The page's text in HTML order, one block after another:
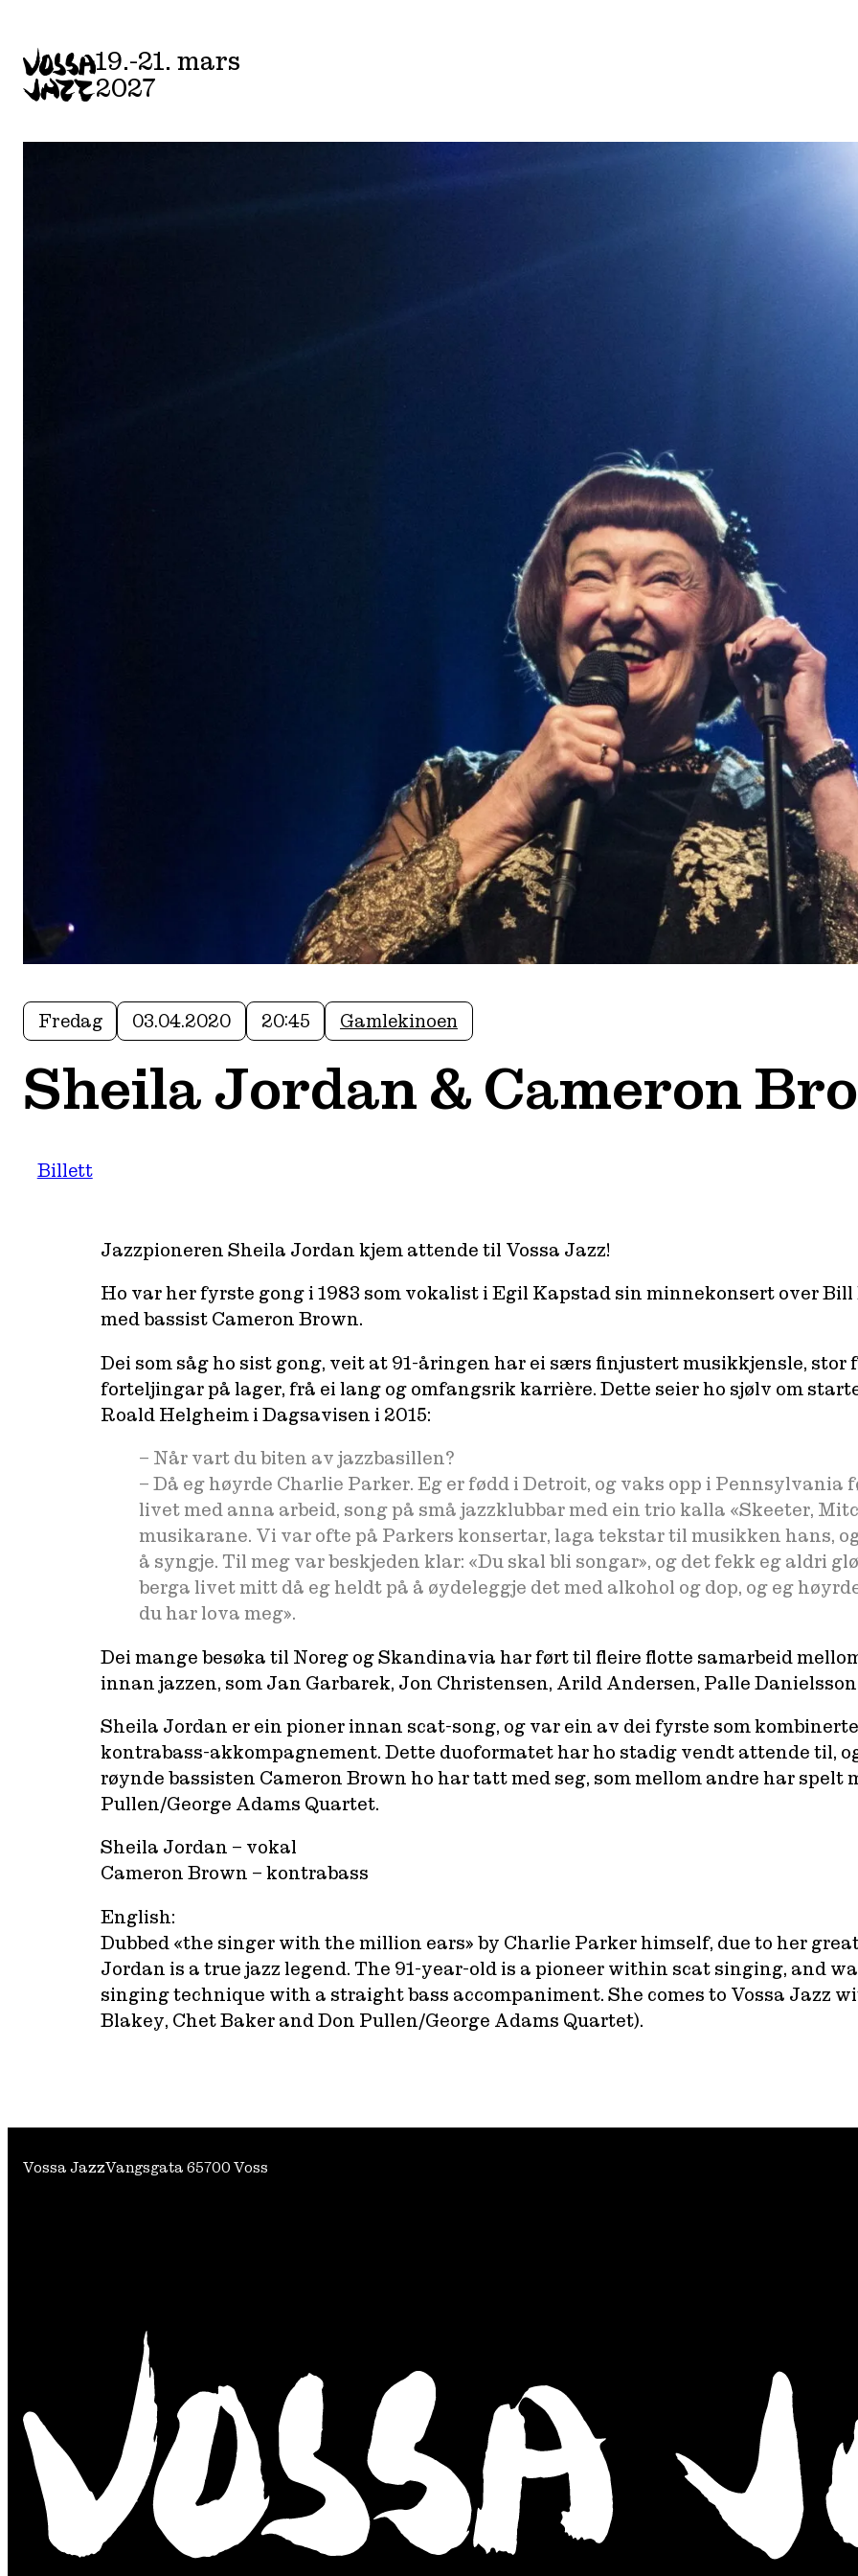
19.-21. mars
2027
Fredag 03.04.2020 20:45 Gamlekinoen
Sheila Jordan & Cameron
Billett
Jazzpioneren Sheila Jordan kjem attende til Vossa Jazz!
Ho var her fyrste gong i 1983 som vokalist i Egil Kapstad sin minnekonsert over Bill
med bassist Cameron Brown.
Dei som såg ho sist gong, veit at 91-åringen har ei særs finjustert musikkjensle,
forteljingar på lager, frå ei lang og omfangsrik karrière. Dette seier ho sjølv om
Roald Helgheim i Dagsavisen i 2015:
– Når vart du biten av jazzbasillen?
– Då eg høyrde Charlie Parker. Eg er fødd i Detroit, og vaks opp i Pennsylvania
livet med anna arbeid, song på små jazzklubbar med ein trio kalla «Skeeter,
musikarane. Vi var ofte på Parkers konsertar, laga tekstar til musikken hans,
å syngje. Til meg var beskjeden klar: «Du skal bli songar», og det fekk eg aldri
berga livet mitt då eg heldt på å øydeleggje det med alkohol og dop, og eg
du har lova meg».
Dei mange besøka til Noreg og Skandinavia har ført til fleire flotte samarbeid
innan jazzen, som Jan Garbarek, Jon Christensen, Arild Andersen, Palle
Sheila Jordan er ein pioner innan scat-song, og var ein av dei fyrste som
kontrabass-akkompagnement. Dette duoformatet har ho stadig vendt attende til,
røynde bassisten Cameron Brown ho har tatt med seg, som mellom andre har spelt
Pullen/George Adams Quartet.
Sheila Jordan – vokal
Cameron Brown – kontrabass
English:
Dubbed «the singer with the million ears» by Charlie Parker himself, due to her
Jordan is a true jazz legend. The 91-year-old is a pioneer within scat singing, and
singing technique with a straight bass accompaniment. She comes to Vossa Jazz
Blakey, Chet Baker and Don Pullen/George Adams Quartet).
Vossa JazzVangsgata 65700 Voss